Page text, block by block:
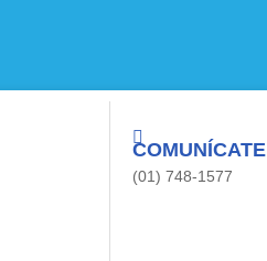
COMUNÍCATE
(01) 748-1577